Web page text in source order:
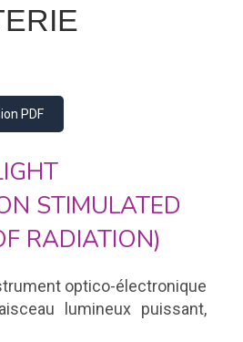
PDF
STIMULATED
RADIATION)
optico-électronique
lumineux puissant,